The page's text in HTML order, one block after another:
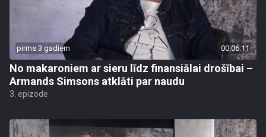
pirms 3 gadiem 00:06:11
No makaroniem ar sieru līdz finansiālai drošībai –
Armands Simsons atklāti par naudu
3. epizode